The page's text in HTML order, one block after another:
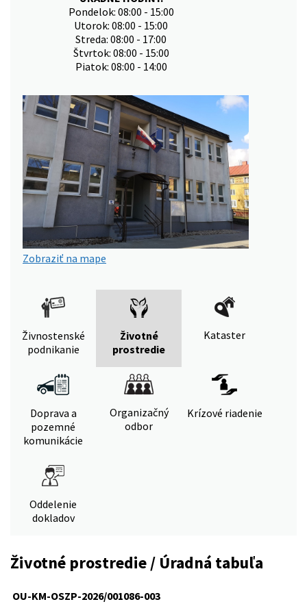
Pondelok: 08:00 - 15:00
Utorok: 08:00 - 15:00
Streda: 08:00 - 17:00
Štvrtok: 08:00 - 15:00
Piatok: 08:00 - 14:00
Zobraziť na mape
Živnostenské
podnikanie
Životné
prostredie
Kataster
Doprava a
pozemné
komunikácie
Organizačný
odbor
Krízové riadenie
Oddelenie
dokladov
Životné prostredie / Úradná tabuľa
OU-KM-OSZP-2026/001086-003